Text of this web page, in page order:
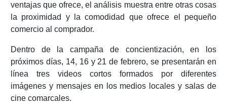
ventajas que ofrece, el análisis muestra entre otras cosas
la proximidad y la comodidad que ofrece el pequeño
comercio al comprador.
Dentro de la campaña de concientización, en los
próximos días, 14, 16 y 21 de febrero, se presentarán en
línea tres videos cortos formados por diferentes
imágenes y mensajes en los medios locales y salas de
cine comarcales.